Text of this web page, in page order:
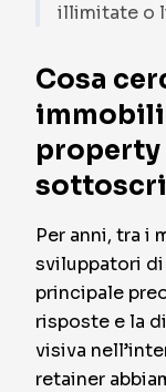
illimitate o
Cosa
property
Per anni, tra i
sviluppatori
principale
risposte e la
visiva
retainer